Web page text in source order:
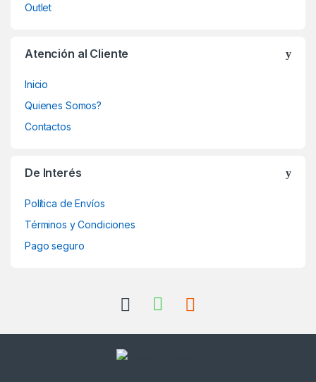
Outlet
Atención al Cliente
Inicio
Quienes Somos?
Contactos
De Interés
Política de Envíos
Términos y Condiciones
Pago seguro